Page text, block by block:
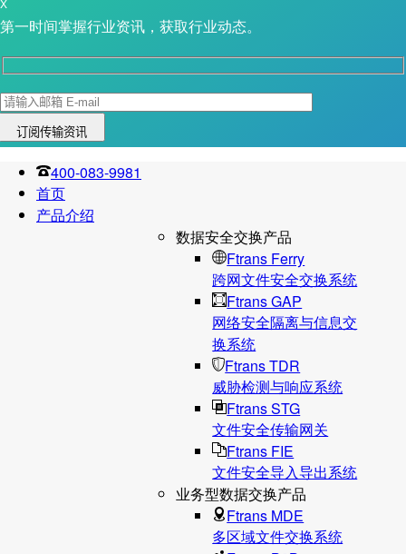
X
第一时间掌握行业资讯，获取行业动态。
400-083-9981
首页
产品介绍
数据安全交换产品
Ftrans Ferry
跨网文件安全交换系统
Ftrans GAP
网络安全隔离与信息交
换系统
Ftrans TDR
威胁检测与响应系统
Ftrans STG
文件安全传输网关
Ftrans FIE
文件安全导入导出系统
业务型数据交换产品
Ftrans MDE
多区域文件交换系统